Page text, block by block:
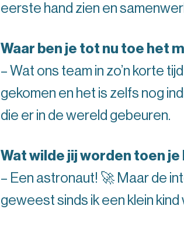
eerste hand zien en
Waar ben je tot nu toe het
– Wat ons team in zo’n korte
gekomen en het is zelfs nog
die er in de wereld gebeuren.
Wat wilde jij worden toen je
– Een astronaut! 🚀 Maar de
geweest sinds ik een klein kind